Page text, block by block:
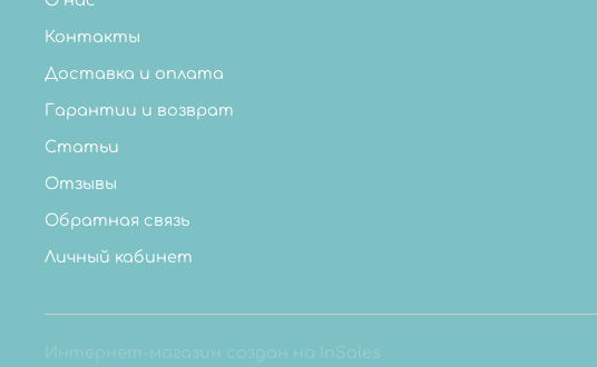
Контакты
Доставка и оплата
Гарантии и возврат
Статьи
Отзывы
Обратная связь
Личный кабинет
Интернет-магазин создан на InSales